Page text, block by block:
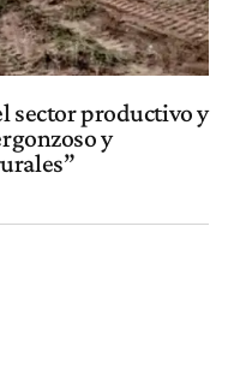
sector productivo y
y